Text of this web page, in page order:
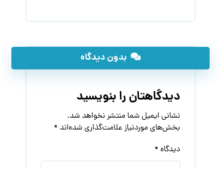
بدون دیدگاه
دیدگاهتان را بنویسید
نشانی ایمیل شما منتشر نخواهد شد.
بخش‌های موردنیاز علامت‌گذاری شده‌اند *
دیدگاه *